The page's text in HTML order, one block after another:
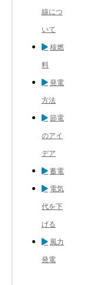
線につ
いて
核燃
料
発電
方法
節電
のアイ
デア
蓄電
電気
代を下
げる
風力
発電